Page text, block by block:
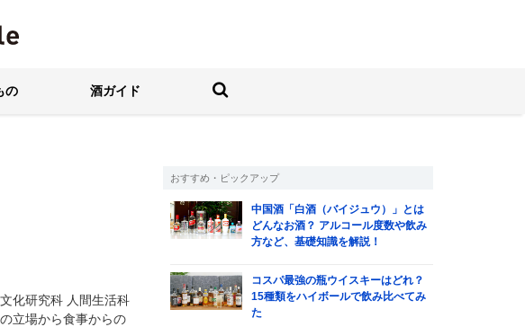
イル 家飲みを楽しむ人の情報サイト
の 酒ガイド 検索する
化研究科 人間生活科
立場から食事からの
おすすめ・ピックアップ
中国酒「白酒（バイジュウ）」とは
どんなお酒？ アルコール度数や飲み
方など、基礎知識を解説！
コスパ最強の瓶ウイスキーはどれ？
15種類をハイボールで飲み比べてみ
た